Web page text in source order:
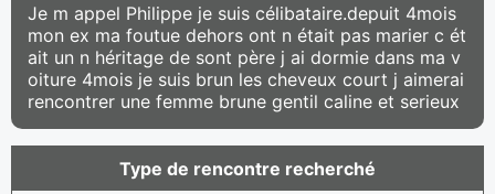
Je m appel Philippe je suis célibataire.depuit 4mois
mon ex ma foutue dehors ont n était pas marier c ét
ait un n héritage de sont père j ai dormie dans ma v
oiture 4mois je suis brun les cheveux court j aimerai
rencontrer une femme brune gentil caline et serieux
Type de rencontre recherché